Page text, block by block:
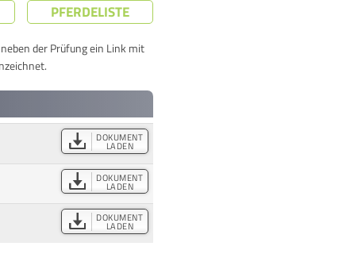
PFERDELISTE
der Prüfung ein Link mit
DOKUMENT
LADEN
DOKUMENT
LADEN
DOKUMENT
LADEN